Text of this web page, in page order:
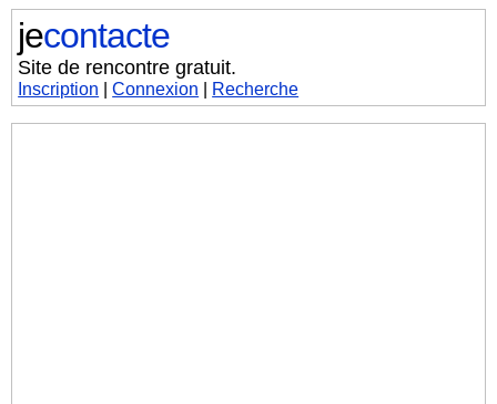
jecontacte
Site de rencontre gratuit.
Inscription |Connexion Recherche